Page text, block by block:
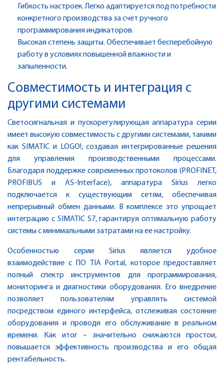
Гибкость настроек. Легко адаптируется под потребности
конкретного производства за счет ручного
программирования индикаторов.
Высокая степень защиты. Обеспечивает бесперебойную
работу в условиях повышенной влажности и
запыленности.
Совместимость и интеграция с
другими системами
Светосигнальная и пускорегулирующая аппаратура серии
имеет высокую совместимость с другими системами, такими
как SIMATIC и LOGO!, создавая интегрированные решения
для управления производственными процессами.
Благодаря поддержке современных протоколов (PROFINET,
PROFIBUS и AS-Interface), аппаратура Sirius легко
подключается к существующим сетям, обеспечивая
непрерывный обмен данными. В комплексе это упрощает
интеграцию с SIMATIC S7, гарантируя оптимальную работу
системы с минимальными затратами на ее настройку.
Особенностью серии Sirius является удобное
взаимодействие с ПО TIA Portal, которое предоставляет
полный спектр инструментов для программирования,
мониторинга и диагностики оборудования. Его внедрение
позволяет пользователям управлять системой
посредством единого интерфейса, отслеживая состояние
оборудования и проводя его обслуживание в реальном
времени. Как итог – значительно снижаются простои,
повышается эффективность производства и его общая
рентабельность.